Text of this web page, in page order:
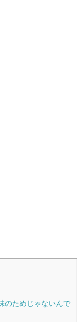
のためじゃないんで